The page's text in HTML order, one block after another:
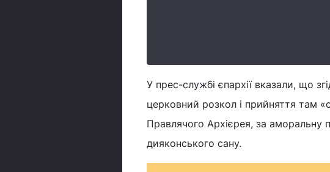
У прес-службі єпархії вказали, що
церковний розкол і прийняття там
Правлячого Архієрея, за аморальну
дияконського сану.